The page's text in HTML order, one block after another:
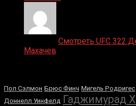
Смотреть UFC 322
Махачев
Пол Сэлмон Брюс Финч Мигель Родригес
Доннелл Уинфелд Гаджимурад